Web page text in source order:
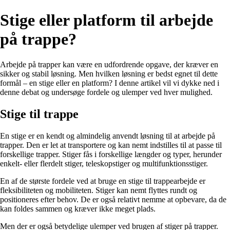
Stige eller platform til arbejde
på trappe?
Arbejde på trapper kan være en udfordrende opgave, der kræver en
sikker og stabil løsning. Men hvilken løsning er bedst egnet til dette
formål – en stige eller en platform? I denne artikel vil vi dykke ned i
denne debat og undersøge fordele og ulemper ved hver mulighed.
Stige til trappe
En stige er en kendt og almindelig anvendt løsning til at arbejde på
trapper. Den er let at transportere og kan nemt indstilles til at passe til
forskellige trapper. Stiger fås i forskellige længder og typer, herunder
enkelt- eller flerdelt stiger, teleskopstiger og multifunktionsstiger.
En af de største fordele ved at bruge en stige til trappearbejde er
fleksibiliteten og mobiliteten. Stiger kan nemt flyttes rundt og
positioneres efter behov. De er også relativt nemme at opbevare, da de
kan foldes sammen og kræver ikke meget plads.
Men der er også betydelige ulemper ved brugen af stiger på trapper.